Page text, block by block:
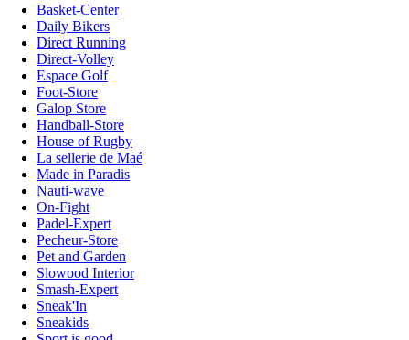
Basket-Center
Daily Bikers
Direct Running
Direct-Volley
Espace Golf
Foot-Store
Galop Store
Handball-Store
House of Rugby
La sellerie de Maé
Made in Paradis
Nauti-wave
On-Fight
Padel-Expert
Pecheur-Store
Pet and Garden
Slowood Interior
Smash-Expert
Sneak'In
Sneakids